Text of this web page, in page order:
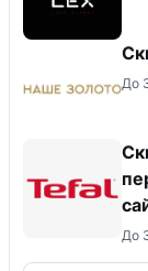
До
До